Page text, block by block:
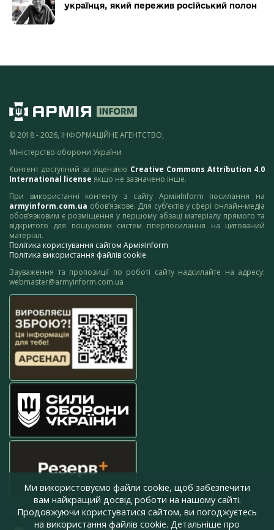
українця, який пережив російський полон
© 2018 - 2026, ІНФОРМАЦІЙНЕ АГЕНТСТВО,
Міністерство оборони України
Контент доступний за ліцензією Creative Commons Attribution 4.0
International license якщо не зазначено інше.
При використанні контенту з сайту АрміяInform посилання на
armyinform.com.ua обов’язкове. Для суб’єктів у сфері онлайн-медіа
обов’язковим є розміщення у першому абзаці матеріалу прямого та
відкритого для пошукових систем гіперпосилання на цитований
матеріал.
Політика користування сайтом АрміяInform
Політика використання файлів cookie
Зауваження та пропозиції по роботі сайту надсилайте на адресу:
webmaster@armyinform.com.ua
press@armyinform.com.ua
Ми використовуємо файли cookie, щоб забезпечити
вам найкращий досвід роботи на нашому сайті.
Продовжуючи користуватися сайтом, ви погоджуєтесь
на використання файлів cookie. Детальніше про